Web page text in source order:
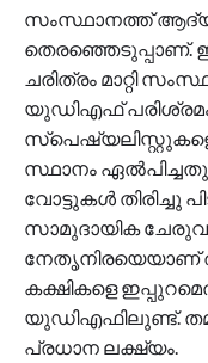
സംസ്ഥാനത്ത്
തെരഞ്ഞെടുപ്പാണ്.
ചരിത്രം മാറ്റി
യുഡിഎഫ്
സ്ഥാനം
വോട്ടുകള്‍ തിരിച്ചു
സാമുദായിക
നേതൃനിരയെയാണ്
കക്ഷികളെ
യുഡിഎഫിലുണ്ട്.
പ്രധാന ലക്ഷ്യം.